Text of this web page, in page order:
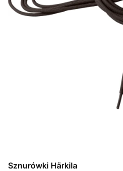
Sznurówki Härkila